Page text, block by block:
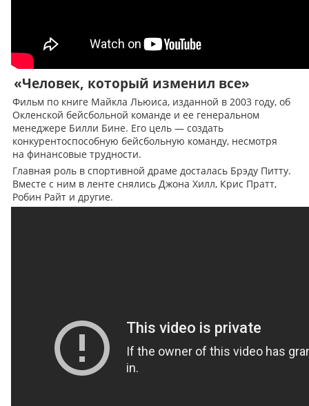
«Человек, который изменил все»
Фильм по книге Майкла Льюиса, изданной в 2003 году, об
Окленской бейсбольной команде и ее генеральном
менеджере Билли Бине. Его цель — создать
конкурентоспособную бейсбольную команду, несмотря
на финансовые трудности.
Главная роль в спортивной драме досталась Брэду Питту.
Вместе с ним в ленте снялись Джона Хилл, Крис Пратт,
Робин Райт и другие.